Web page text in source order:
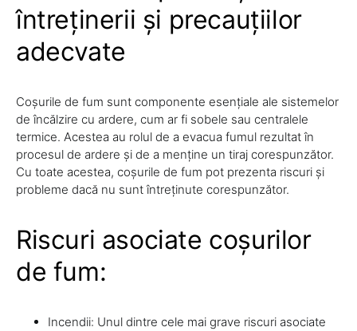
întreținerii și precauțiilor
adecvate
Coșurile de fum sunt componente esențiale ale sistemelor
de încălzire cu ardere, cum ar fi sobele sau centralele
termice. Acestea au rolul de a evacua fumul rezultat în
procesul de ardere și de a menține un tiraj corespunzător.
Cu toate acestea, coșurile de fum pot prezenta riscuri și
probleme dacă nu sunt întreținute corespunzător.
Riscuri asociate coșurilor
de fum:
Incendii: Unul dintre cele mai grave riscuri asociate